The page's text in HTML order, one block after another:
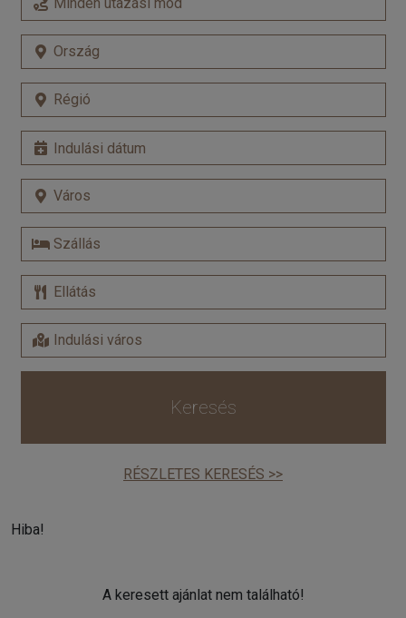
Keresés
RÉSZLETES KERESÉS >>
Hiba!
A keresett ajánlat nem található!